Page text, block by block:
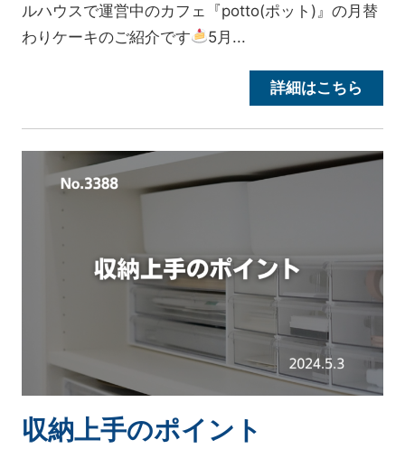
ルハウスで運営中のカフェ『potto(ポット)』の月替
わりケーキのご紹介です
5月...
詳細はこちら
収納上手のポイント